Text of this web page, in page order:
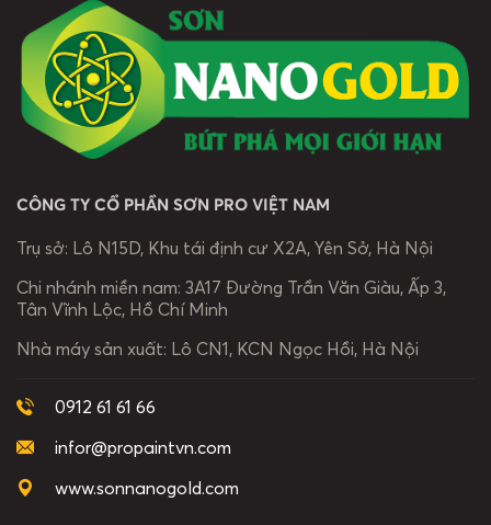
và những dấu
ấn đã cùng
đồng hành trên
suốt chặng
đường phát
triển. Mỗi sắc
màu […]
nghiệp, mà còn
là câu chuyện
được bồi đắp
từ […]
người làm nên
thương hiệu.
“Chất” không
chỉ hiện diện
[…]
CÔNG TY CỔ PHẦN SƠN PRO VIỆT NAM
Trụ sở: Lô N15D, Khu tái định cư X2A, Yên Sở, Hà Nội
Chi nhánh miền nam: 3A17 Đường Trần Văn Giàu, Ấp 3,
Tân Vĩnh Lộc, Hồ Chí Minh
Nhà máy sản xuất: Lô CN1, KCN Ngọc Hồi, Hà Nội
0912 61 61 66
infor@propaintvn.com
www.sonnanogold.com